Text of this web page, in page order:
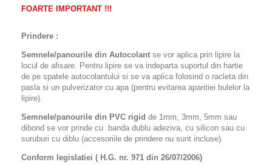
FOARTE IMPORTANT !!!
Prindere :
Semnele/panourile din Autocolant se vor aplica prin lipire la
locul de afisare. Pentru lipire se va indeparta suportul din hartie
de pe spatele autocolantului si se va aplica folosind o racleta din
pasla si un pulverizator cu apa (pentru evitarea aparitiei bulelor la
lipire).
Semnele/panourile din PVC rigid de 1mm, 3mm, 5mm sau
dibond se vor prinde cu banda dublu adeziva, cu silicon sau cu
suruburi cu diblu (accesoriile de prindere nu sunt incluse).
Conform legislatiei ( H.G. nr. 971 din 26/07/2006)